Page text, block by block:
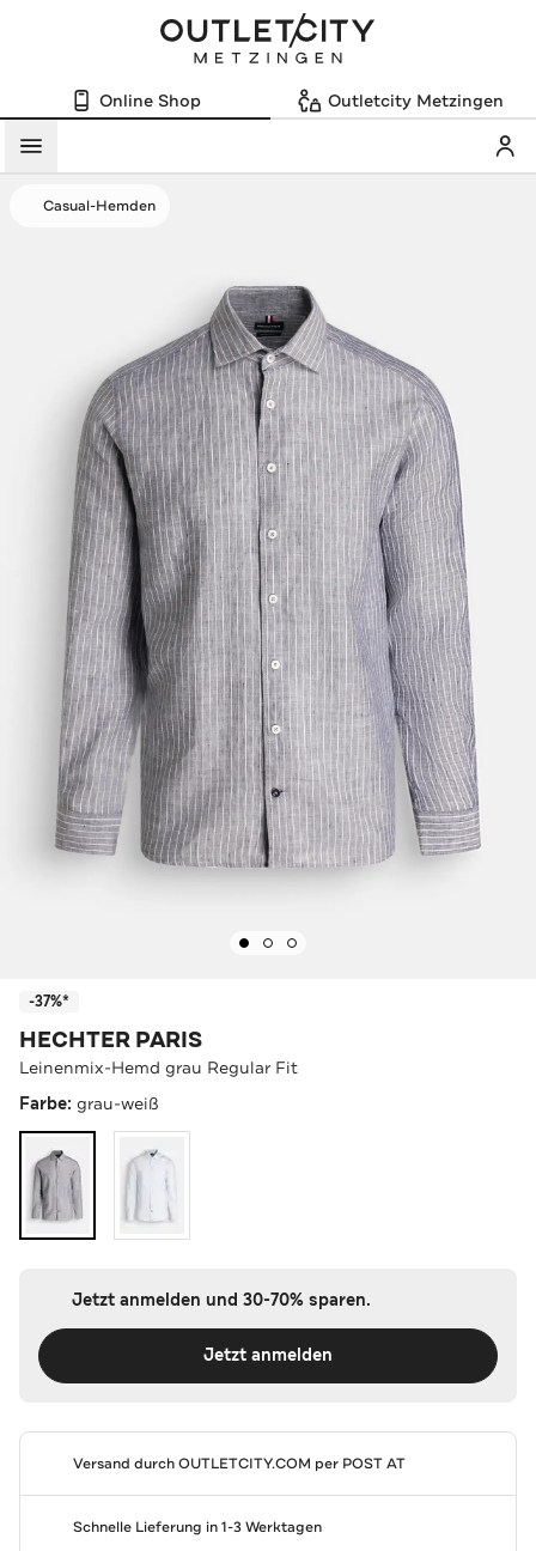
Online Shop Outletcity Metzingen
Menü
Casual-Hemden
-37%*
HECHTER PARIS
Leinenmix-Hemd grau Regular Fit
Farbe: grau-weiß
Jetzt anmelden und 30-70% sparen.
Jetzt anmelden
Versand durchOUTLETCITY.COM per POST AT
Schnelle Lieferung in 1-3 Werktagen